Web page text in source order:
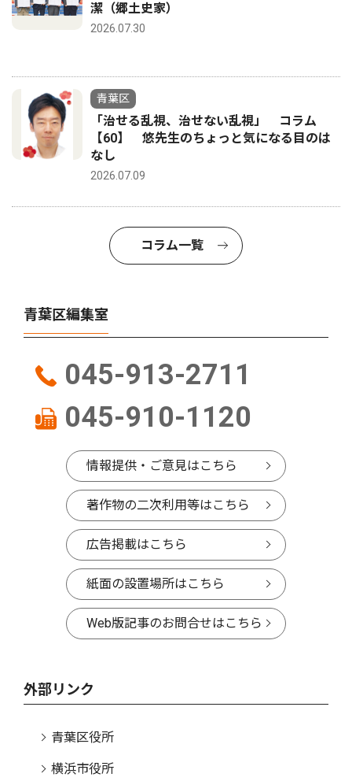
潔（郷土史家）
2026.07.30
青葉区
「治せる乱視、治せない乱視」 コラム
【60】 悠先生のちょっと気になる目のは
なし
2026.07.09
コラム一覧
青葉区編集室
045-913-2711
045-910-1120
情報提供・ご意見はこちら
著作物の二次利用等はこちら
広告掲載はこちら
紙面の設置場所はこちら
Web版記事のお問合せはこちら
外部リンク
青葉区役所
横浜市役所